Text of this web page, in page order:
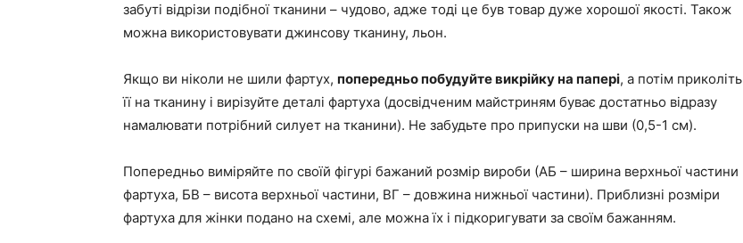
забуті відрізи подібної тканини – чудово, адже тоді це був товар дуже хорошої якості. Також
можна використовувати джинсову тканину, льон.
Якщо ви ніколи не шили фартух, попередньо побудуйте викрійку на папері, а потім приколіть
її на тканину і вирізуйте деталі фартуха (досвідченим майстриням буває достатньо відразу
намалювати потрібний силует на тканини). Не забудьте про припуски на шви (0,5-1 см).
Попередньо виміряйте по своїй фігурі бажаний розмір вироби (АБ – ширина верхньої частини
фартуха, БВ – висота верхньої частини, ВГ – довжина нижньої частини). Приблизні розміри
фартуха для жінки подано на схемі, але можна їх і підкоригувати за своїм бажанням.